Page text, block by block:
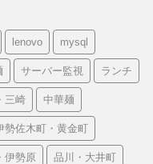
lenovo mysql
サーバー監視 ランチ
三崎 中華麺
勢佐木町・黄金町
伊勢原 品川・大井町